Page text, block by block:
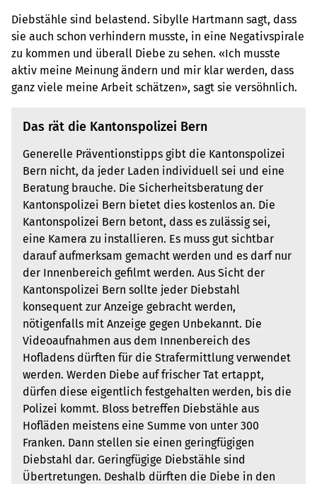
Diebstähle sind belastend. Sibylle Hartmann sagt, dass
sie auch schon verhindern musste, in eine Negativspirale
zu kommen und überall Diebe zu sehen. «Ich musste
aktiv meine Meinung ändern und mir klar werden, dass
ganz viele meine Arbeit schätzen», sagt sie versöhnlich.
Das rät die Kantonspolizei Bern
Generelle Präventionstipps gibt die Kantonspolizei
Bern nicht, da jeder Laden individuell sei und eine
Beratung brauche. Die Sicherheitsberatung der
Kantonspolizei Bern bietet dies kostenlos an. Die
Kantonspolizei Bern betont, dass es zulässig sei,
eine Kamera zu installieren. Es muss gut sichtbar
darauf aufmerksam gemacht werden und es darf nur
der Innenbereich gefilmt werden. Aus Sicht der
Kantonspolizei Bern sollte jeder Diebstahl
konsequent zur Anzeige gebracht werden,
nötigenfalls mit Anzeige gegen Unbekannt. Die
Videoaufnahmen aus dem Innenbereich des
Hofladens dürften für die Strafermittlung verwendet
werden. Werden Diebe auf frischer Tat ertappt,
dürfen diese eigentlich festgehalten werden, bis die
Polizei kommt. Bloss betreffen Diebstähle aus
Hofläden meistens eine Summe von unter 300
Franken. Dann stellen sie einen geringfügigen
Diebstahl dar. Geringfügige Diebstähle sind
Übertretungen. Deshalb dürften die Diebe in den